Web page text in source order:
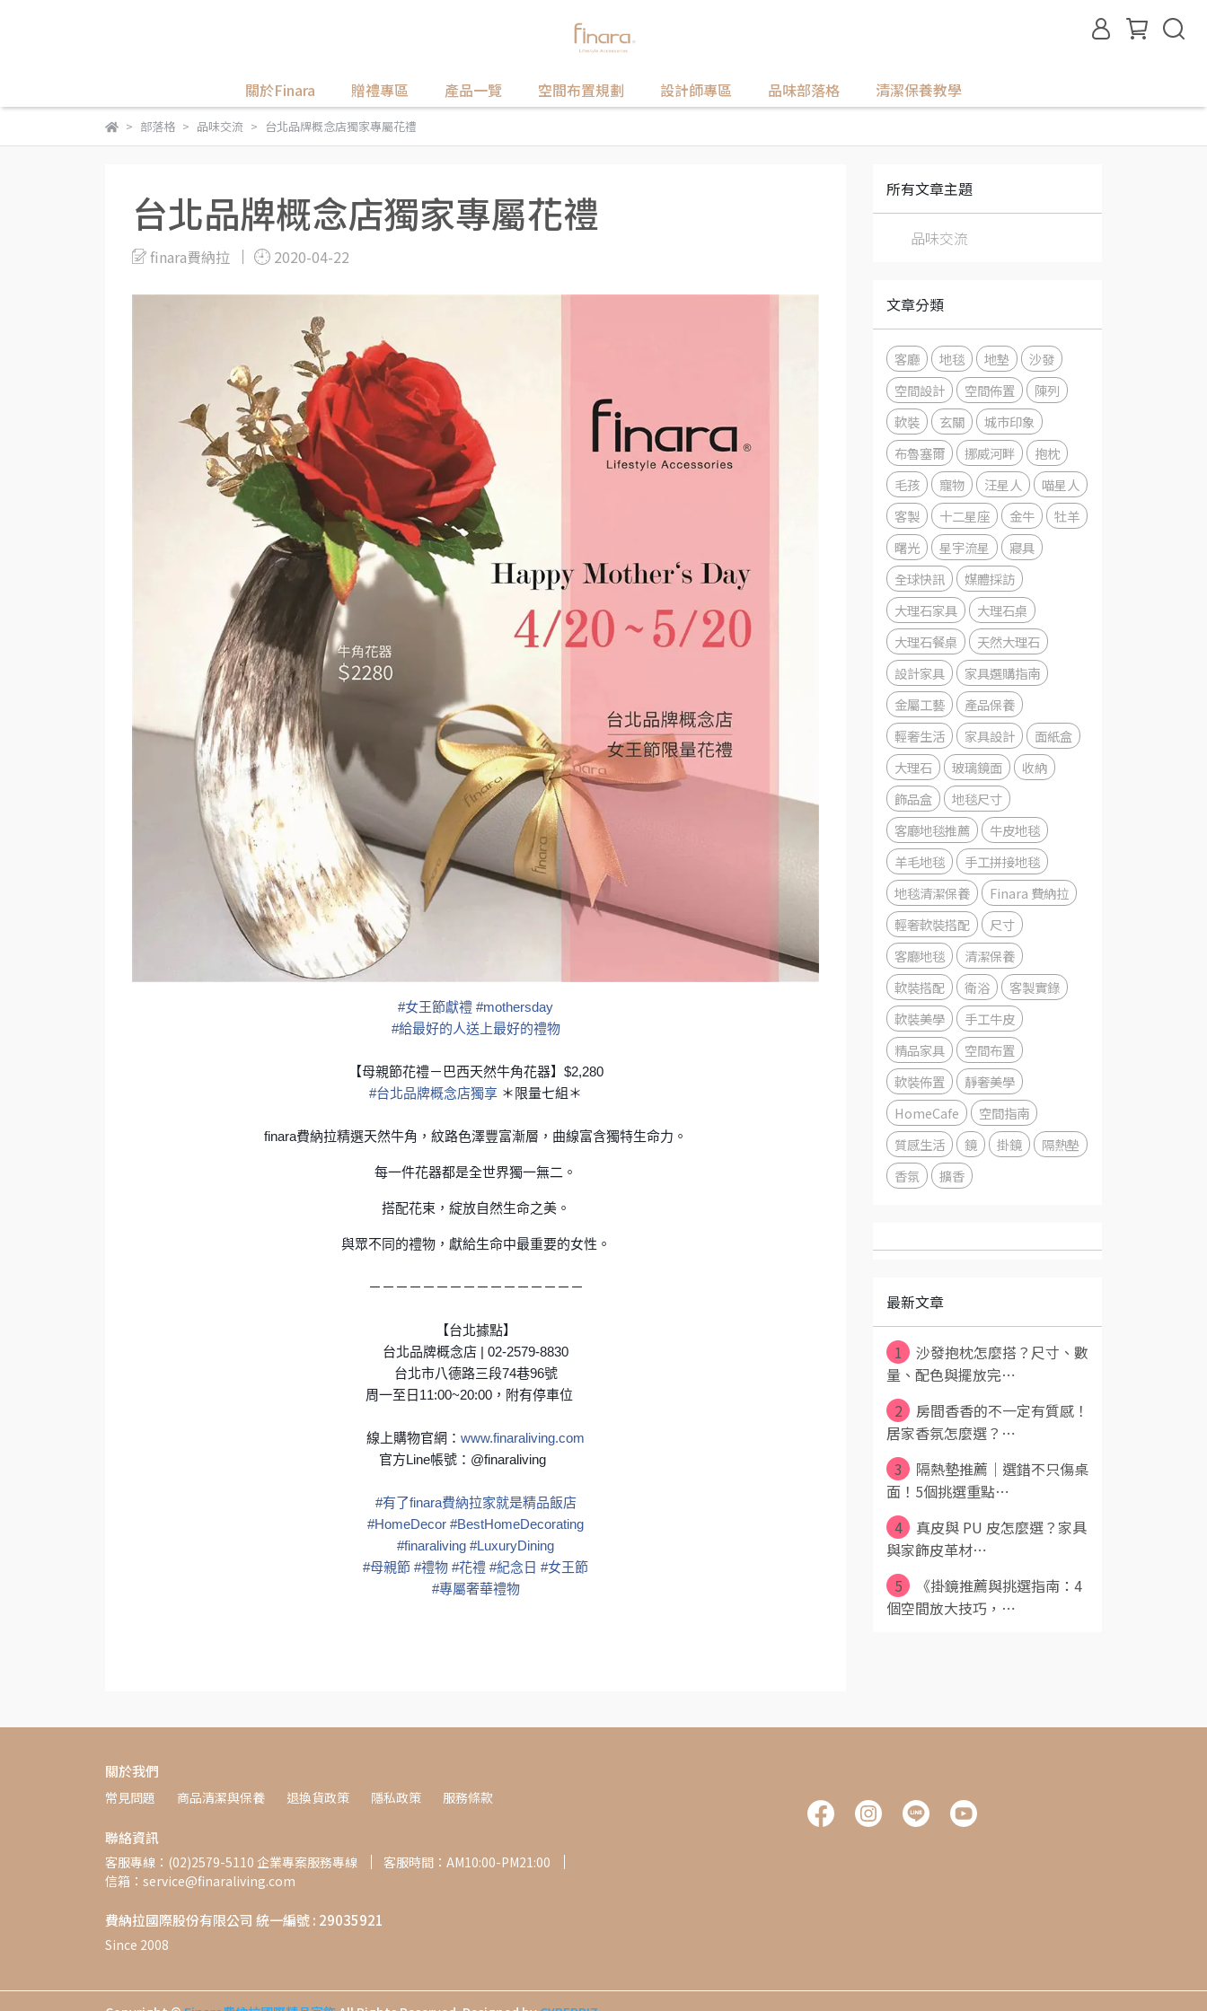
關於Finara 贈禮專區 產品一覽 空間布置規劃 設計師專區 品味部落格 清潔保養教學
部落格 品味交流 台北品牌概念店獨家專屬花禮
台北品牌概念店獨家專屬花禮
finara費納拉 2020-04-22
#女王節獻禮 #mothersday
#給最好的人送上最好的禮物
【母親節花禮－巴西天然牛角花器】$2,280
#台北品牌概念店獨享 ＊限量七組＊
finara費納拉精選天然牛角，紋路色澤豐富漸層，曲線富含獨特生命力。
每一件花器都是全世界獨一無二。
搭配花束，綻放自然生命之美。
與眾不同的禮物，獻給生命中最重要的女性。
－－－－－－－－－－－－－－－－
【台北據點】
台北品牌概念店 | 02-2579-8830
台北市八德路三段74巷96號
周一至日11:00~20:00，附有停車位
線上購物官網： www.finaraliving.com
官方Line帳號：@finaraliving
#有了finara費納拉家就是精品飯店
#HomeDecor #BestHomeDecorating
#finaraliving #LuxuryDining
#母親節 #禮物 #花禮 #紀念日 #女王節
#專屬奢華禮物
所有文章主題
品味交流
文章分類
客廳 地毯 地墊
沙發
空間設計
空間佈置
陳列
軟裝
玄關
城市印象
布魯塞爾
挪威河畔
抱枕
毛孩
寵物 汪星人
喵星人
客製
十二星座 金牛
牡羊
曙光
星宇流星
寢具
全球快訊
媒體採訪
大理石家具
大理石桌
大理石餐桌
天然大理石
設計家具
家具選購指南
金屬工藝
產品保養
輕奢生活
家具設計
面紙盒
大理石
玻璃鏡面
收納
飾品盒
地毯尺寸
客廳地毯推薦
牛皮地毯
羊毛地毯
手工拼接地毯
地毯清潔保養
Finara 費納拉
輕奢軟裝搭配
尺寸
客廳地毯
清潔保養
軟裝搭配
衛浴
客製實錄
軟裝美學
手工牛皮
精品家具
空間布置
軟裝佈置
靜奢美學
HomeCafe
空間指南
質感生活
鏡 掛鏡
隔熱墊
香氛
擴香
最新文章
1
沙發抱枕怎麼搭？尺寸、數
量、配色與擺放完⋯
2
房間香香的不一定有質感！
居家香氛怎麼選？⋯
3
隔熱墊推薦｜選錯不只傷桌
面！5個挑選重點⋯
4
真皮與 PU 皮怎麼選？家具
與家飾皮革材⋯
5
《掛鏡推薦與挑選指南：4
個空間放大技巧，⋯
關於我們
常見問題 商品清潔與保養 退換貨政策 隱私政策 服務條款
聯絡資訊
客服專線：(02)2579-5110 企業專案服務專線
客服時間：AM10:00-PM21:00
信箱：service@finaraliving.com
費納拉國際股份有限公司 統一編號 : 29035921
Since 2008